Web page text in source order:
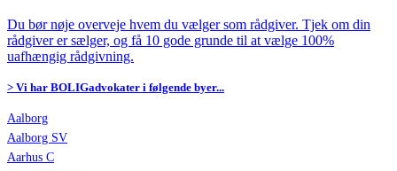
Du bør nøje overveje hvem du vælger som rådgiver. Tjek om din
rådgiver er sælger, og få 10 gode grunde til at vælge 100%
uafhængig rådgivning.
> Vi har BOLIGadvokater i følgende byer...
Aalborg
Aalborg SV
Aarhus C